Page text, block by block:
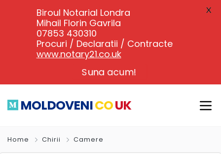
MOLDOVENICOUK
Home Chirii Camere
Biroul Notarial Londra
Mihail Florin Gavrila
07853 430310
Procuri / Declaratii / Contracte
www.notary21.co.uk
Suna acum!
X